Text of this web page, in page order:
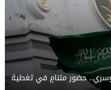
حضور متنامٍ في تغطية